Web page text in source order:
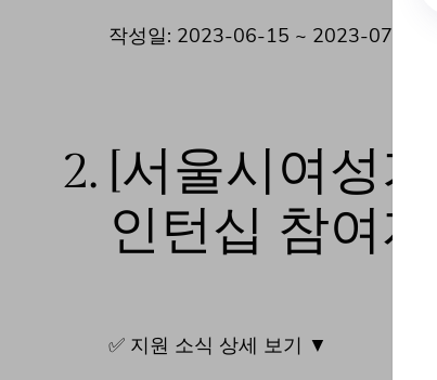
작성일: 2023-06-15 ~ 2023-07-14
2. [서울시여성
인턴십 참여
✅ 지원 소식 상세 보기 ▼